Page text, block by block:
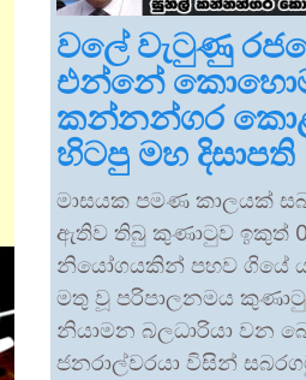
වලේ වැටුණු
එන්නේ
කන්නන්ගර
හිටපු මහ දිසාපති
මාසයක පමණ කාලයක්
ඇතිව තිබු කුණාටුව ඉකුත්
නියෝගයකින් පහව ගියේ
මතු වූ පරිපාලනමය
නියාමන බලධාරියා වන
ජනරාල්වරයා විසින්